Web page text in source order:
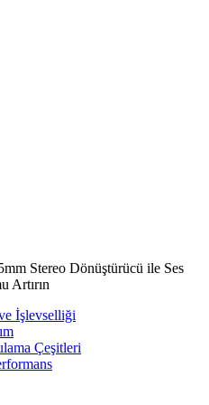
Stereo Dönüştürücü ile Ses
Artırın
İşlevselliği
Çeşitleri